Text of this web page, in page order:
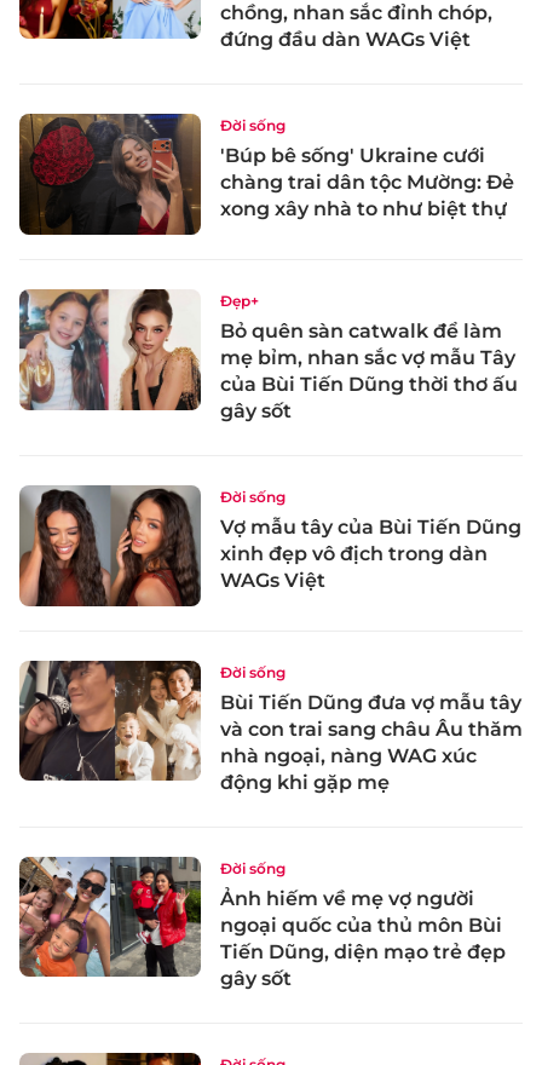
chồng, nhan sắc đỉnh chóp,
đứng đầu dàn WAGs Việt
Đời sống
'Búp bê sống' Ukraine cưới
chàng trai dân tộc Mường: Đẻ
xong xây nhà to như biệt thự
Đẹp+
Bỏ quên sàn catwalk để làm
mẹ bỉm, nhan sắc vợ mẫu Tây
của Bùi Tiến Dũng thời thơ ấu
gây sốt
Đời sống
Vợ mẫu tây của Bùi Tiến Dũng
xinh đẹp vô địch trong dàn
WAGs Việt
Đời sống
Bùi Tiến Dũng đưa vợ mẫu tây
và con trai sang châu Âu thăm
nhà ngoại, nàng WAG xúc
động khi gặp mẹ
Đời sống
Ảnh hiếm về mẹ vợ người
ngoại quốc của thủ môn Bùi
Tiến Dũng, diện mạo trẻ đẹp
gây sốt